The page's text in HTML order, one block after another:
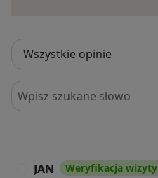
Szukaj w opiniach
JAN Weryfikacja wizyty